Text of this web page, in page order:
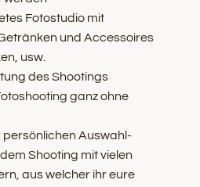
Fotostudio mit
und Accessoires
usw.
des Shootings
ganz ohne
Auswahl-
Shooting mit vielen
aus welcher ihr eure